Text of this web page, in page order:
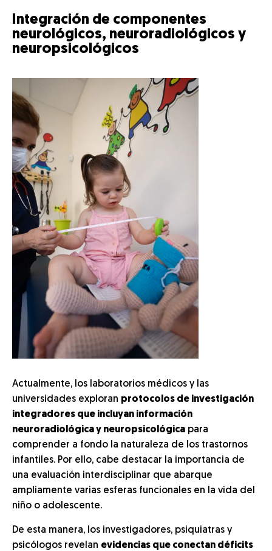
Integración de componentes
neurológicos, neuroradiológicos y
neuropsicológicos
Actualmente, los laboratorios médicos y las
universidades exploran protocolos de investigación
integradores que incluyan información
neuroradiológica y neuropsicológica para
comprender a fondo la naturaleza de los trastornos
infantiles. Por ello, cabe destacar la importancia de
una evaluación interdisciplinar que abarque
ampliamente varias esferas funcionales en la vida del
niño o adolescente.
De esta manera, los investigadores, psiquiatras y
psicólogos revelan evidencias que conectan déficits